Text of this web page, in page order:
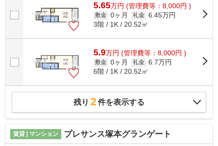
5.65万円 (管理費等：8,000円 )
敷金 0ヶ月 礼金 6.45万円
3階 / 1K / 20.52㎡
5.9万円 (管理費等：8,000円 )
敷金 0ヶ月 礼金 6.7万円
6階 / 1K / 20.52㎡
残り 2件を表示する
賃貸 | マンション プレサンス塚本グランゲート